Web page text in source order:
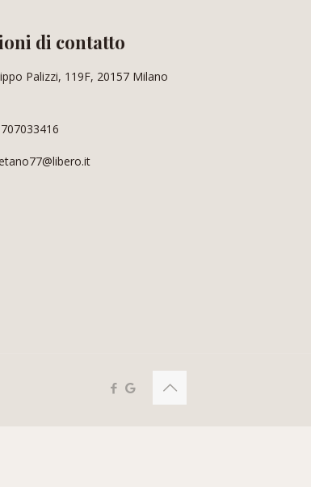
di contatto
Palizzi, 119F, 20157 Milano